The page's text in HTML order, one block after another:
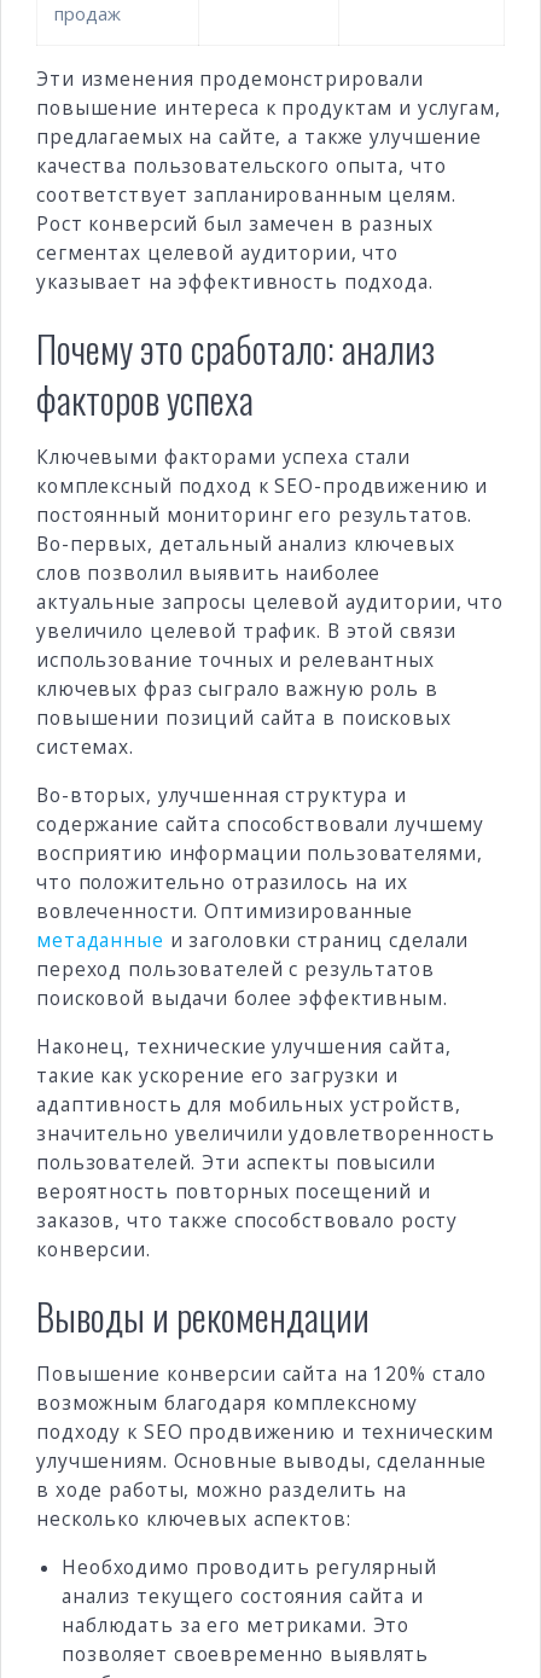
продаж
Эти изменения продемонстрировали
повышение интереса к продуктам и услугам,
предлагаемых на сайте, а также улучшение
качества пользовательского опыта, что
соответствует запланированным целям.
Рост конверсий был замечен в разных
сегментах целевой аудитории, что
указывает на эффективность подхода.
Почему это сработало: анализ
факторов успеха
Ключевыми факторами успеха стали
комплексный подход к SEO-продвижению и
постоянный мониторинг его результатов.
Во-первых, детальный анализ ключевых
слов позволил выявить наиболее
актуальные запросы целевой аудитории, что
увеличило целевой трафик. В этой связи
использование точных и релевантных
ключевых фраз сыграло важную роль в
повышении позиций сайта в поисковых
системах.
Во-вторых, улучшенная структура и
содержание сайта способствовали лучшему
восприятию информации пользователями,
что положительно отразилось на их
вовлеченности. Оптимизированные
метаданные и заголовки страниц сделали
переход пользователей с результатов
поисковой выдачи более эффективным.
Наконец, технические улучшения сайта,
такие как ускорение его загрузки и
адаптивность для мобильных устройств,
значительно увеличили удовлетворенность
пользователей. Эти аспекты повысили
вероятность повторных посещений и
заказов, что также способствовало росту
конверсии.
Выводы и рекомендации
Повышение конверсии сайта на 120% стало
возможным благодаря комплексному
подходу к SEO продвижению и техническим
улучшениям. Основные выводы, сделанные
в ходе работы, можно разделить на
несколько ключевых аспектов:
Необходимо проводить регулярный
анализ текущего состояния сайта и
наблюдать за его метриками. Это
позволяет своевременно выявлять